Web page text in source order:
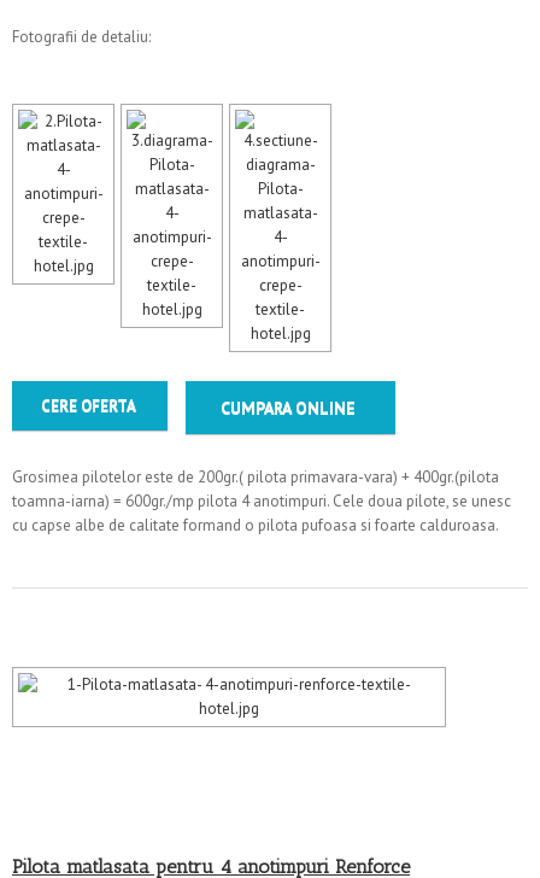
Fotografii de detaliu:
CERE OFERTA CUMPARA ONLINE
Grosimea pilotelor este de 200gr.( pilota primavara-vara) + 400gr.(pilota
toamna-iarna) = 600gr./mp pilota 4 anotimpuri. Cele doua pilote, se unesc
cu capse albe de calitate formand o pilota pufoasa si foarte calduroasa.
Pilota matlasata pentru 4 anotimpuri Renforce